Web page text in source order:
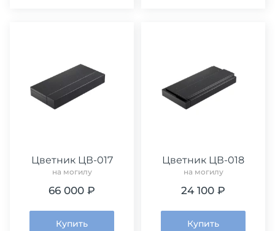
Цветник ЦВ-017
на могилу
66 000 ₽
Купить
Цветник ЦВ-018
на могилу
24 100 ₽
Купить